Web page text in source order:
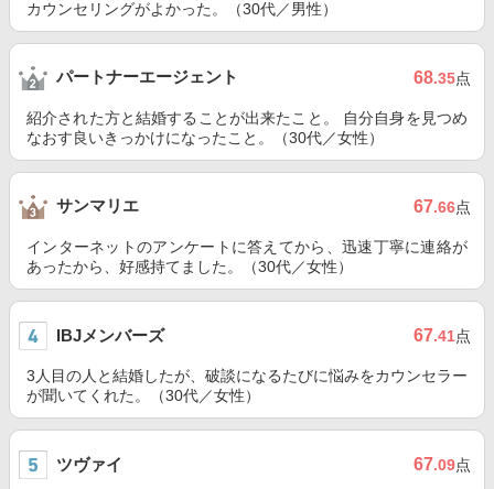
カウンセリングがよかった。（30代／男性）
パートナーエージェント 68.35点
紹介された方と結婚することが出来たこと。 自分自身を見つめ
なおす良いきっかけになったこと。（30代／女性）
サンマリエ 67.66点
インターネットのアンケートに答えてから、迅速丁寧に連絡が
あったから、好感持てました。（30代／女性）
IBJメンバーズ 67.41点
3人目の人と結婚したが、破談になるたびに悩みをカウンセラー
が聞いてくれた。（30代／女性）
ツヴァイ 67.09点